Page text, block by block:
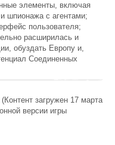
элементы, включая
шпионажа с агентами;
пользователя;
расширилась и
обуздать Европу и,
Соединенных
загружен 17 марта
версии игры